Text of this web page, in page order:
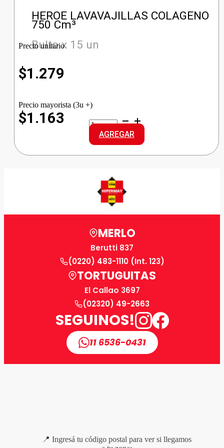
HEROE LAVAVAJILLAS COLAGENO
750 Cm³
Bulto x 15 un
Precio unitario
$1.279
Precio mayorista (3u +)
$1.163
HEROE
LAVAVAJILLAS
COLAGENO
cantidad
AGREGAR
MERLO
Berutti 837
(0220) 483-1110 (Int. 123)
TORTUGUITAS
El Callao 3697
(02320) 49-2663
SEGUINOS!
11 6536-0431
📍 Ingresá tu código postal para ver si llegamos